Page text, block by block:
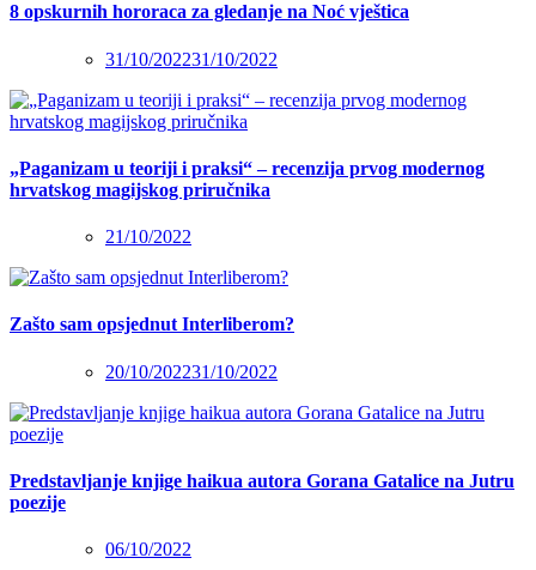
8 opskurnih hororaca za gledanje na Noć vještica
31/10/202231/10/2022
„Paganizam u teoriji i praksi“ – recenzija prvog modernog
hrvatskog magijskog priručnika
21/10/2022
Zašto sam opsjednut Interliberom?
20/10/202231/10/2022
Predstavljanje knjige haikua autora Gorana Gatalice na Jutru
poezije
06/10/2022